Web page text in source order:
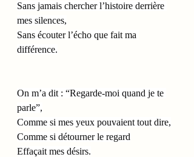
Sans jamais chercher l’histoire derrière
mes silences,
Sans écouter l’écho que fait ma
différence.
On m’a dit : “Regarde-moi quand je te
parle”,
Comme si mes yeux pouvaient tout dire,
Comme si détourner le regard
Effaçait mes désirs.